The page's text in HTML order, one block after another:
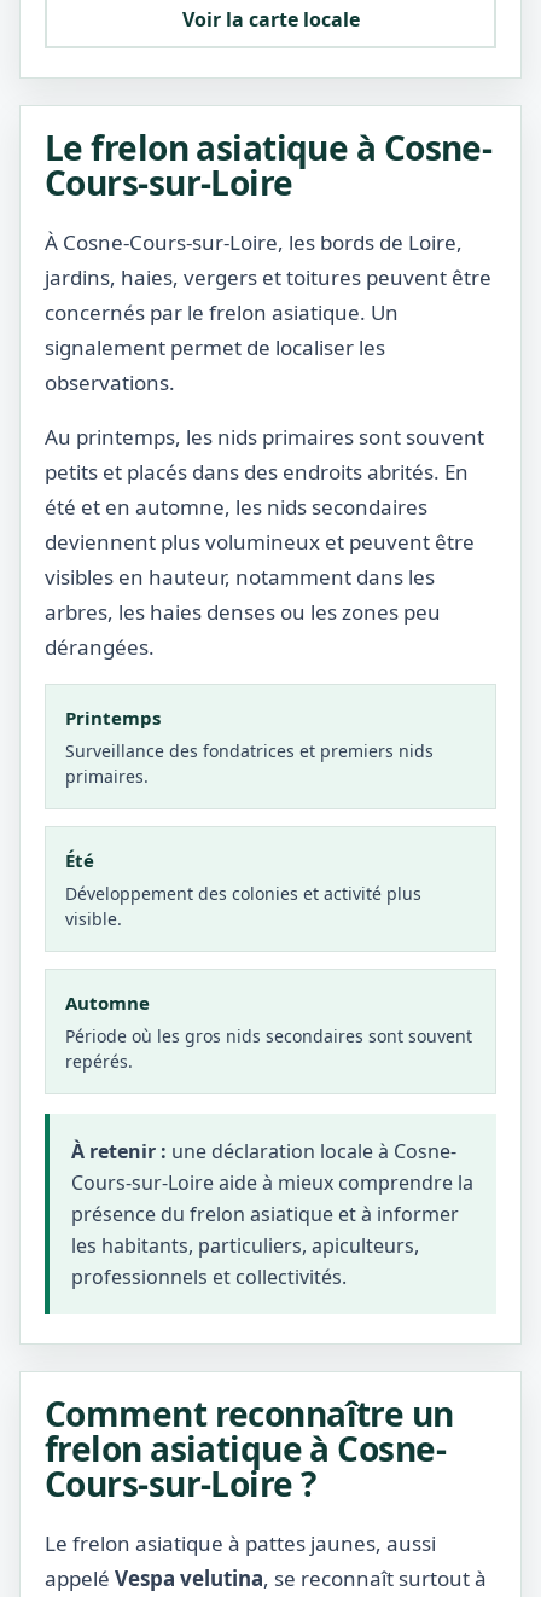
Voir la carte locale
Le frelon asiatique à Cosne-
Cours-sur-Loire
À Cosne-Cours-sur-Loire, les bords de Loire,
jardins, haies, vergers et toitures peuvent être
concernés par le frelon asiatique. Un
signalement permet de localiser les
observations.
Au printemps, les nids primaires sont souvent
petits et placés dans des endroits abrités. En
été et en automne, les nids secondaires
deviennent plus volumineux et peuvent être
visibles en hauteur, notamment dans les
arbres, les haies denses ou les zones peu
dérangées.
Printemps
Surveillance des fondatrices et premiers nids
primaires.
Été
Développement des colonies et activité plus
visible.
Automne
Période où les gros nids secondaires sont souvent
repérés.
À retenir : une déclaration locale à Cosne-
Cours-sur-Loire aide à mieux comprendre la
présence du frelon asiatique et à informer
les habitants, particuliers, apiculteurs,
professionnels et collectivités.
Comment reconnaître un
frelon asiatique à Cosne-
Cours-sur-Loire ?
Le frelon asiatique à pattes jaunes, aussi
appelé Vespa velutina, se reconnaît surtout à